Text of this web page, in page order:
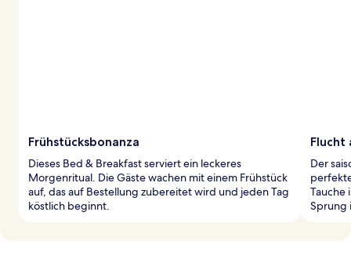
Frühstücksbonanza
Dieses Bed & Breakfast serviert ein leckeres
Morgenritual. Die Gäste wachen mit einem Frühstück
auf, das auf Bestellung zubereitet wird und jeden Tag
köstlich beginnt.
Flucht
Der
Tauche
Sprung